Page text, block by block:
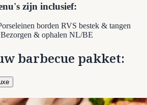
zijn inclusief:
borden RVS bestek & tangen
Bezorgen & ophalen NL/BE
barbecue pakket: